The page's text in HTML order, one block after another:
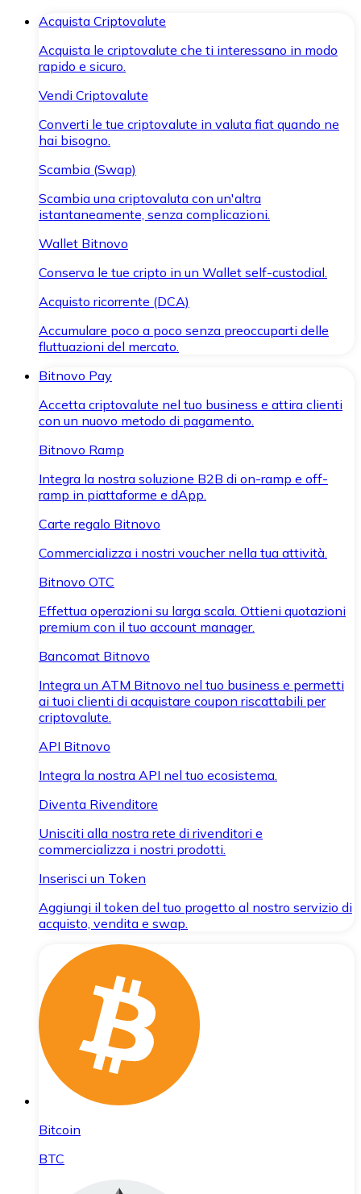
Acquista Criptovalute
Acquista le criptovalute che ti interessano in modo
rapido e sicuro.
Vendi Criptovalute
Converti le tue criptovalute in valuta fiat quando ne
hai bisogno.
Scambia (Swap)
Scambia una criptovaluta con un'altra
istantaneamente, senza complicazioni.
Wallet Bitnovo
Conserva le tue cripto in un Wallet self-custodial.
Acquisto ricorrente (DCA)
Accumulare poco a poco senza preoccuparti delle
fluttuazioni del mercato.
Bitnovo Pay
Accetta criptovalute nel tuo business e attira clienti
con un nuovo metodo di pagamento.
Bitnovo Ramp
Integra la nostra soluzione B2B di on-ramp e off-
ramp in piattaforme e dApp.
Carte regalo Bitnovo
Commercializza i nostri voucher nella tua attività.
Bitnovo OTC
Effettua operazioni su larga scala. Ottieni quotazioni
premium con il tuo account manager.
Bancomat Bitnovo
Integra un ATM Bitnovo nel tuo business e permetti
ai tuoi clienti di acquistare coupon riscattabili per
criptovalute.
API Bitnovo
Integra la nostra API nel tuo ecosistema.
Diventa Rivenditore
Unisciti alla nostra rete di rivenditori e
commercializza i nostri prodotti.
Inserisci un Token
Aggiungi il token del tuo progetto al nostro servizio di
acquisto, vendita e swap.
Bitcoin
BTC